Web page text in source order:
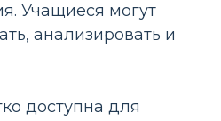
Учащиеся могут
анализировать и
доступна для